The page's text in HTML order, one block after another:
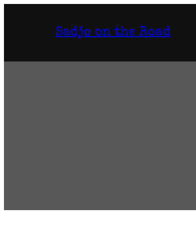
Sadjo on the Road